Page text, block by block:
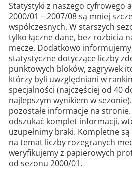
Statystyki z naszego cyfrowego
2000/01 – 2007/08 są mniej
współczesnych. W starszych
tylko łączne dane, bez rozbicia
mecze. Dodatkowo
statystyczne dotyczące liczby
punktowych bloków, zagrywek
którzy byli uwzględniani w
specjalności (najczęściej od 40
najlepszym wynikiem w
pozostałe informacje na
odszukać komplet informacji,
uzupełnimy braki. Kompletne
na temat liczby rozegranych
weryfikujemy z papierowych
od sezonu 2000/01.